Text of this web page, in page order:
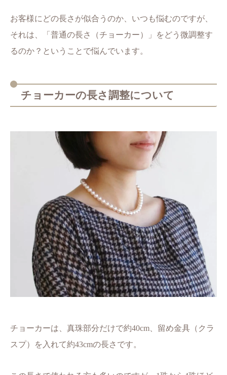
お客様にどの長さが似合うのか、いつも悩むのですが、
それは、「普通の長さ（チョーカー）」をどう微調整す
るのか？ということで悩んでいます。
チョーカーの長さ調整について
チョーカーは、真珠部分だけで約40cm、留め金具（クラ
スプ）を入れて約43cmの長さです。